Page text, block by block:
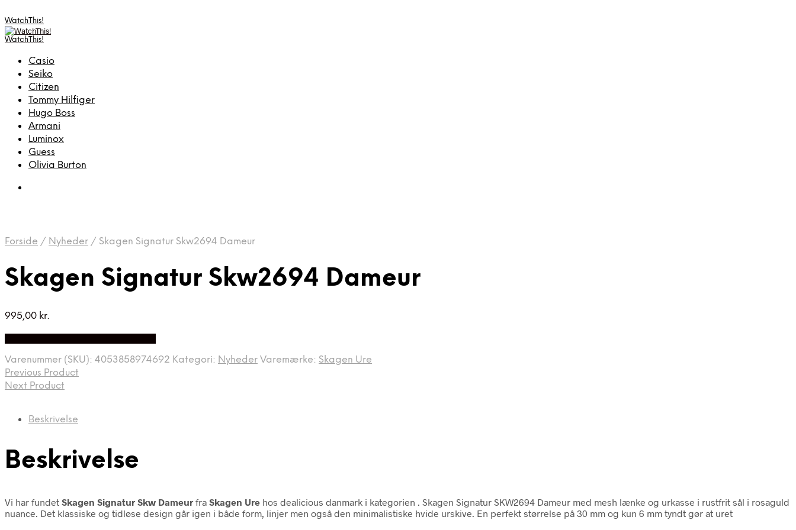
WatchThis!
WatchThis!
Casio
Seiko
Citizen
Tommy Hilfiger
Hugo Boss
Armani
Luminox
Guess
Olivia Burton
Forside / Nyheder / Skagen Signatur Skw2694 Dameur
Skagen Signatur Skw2694 Dameur
995,00 kr.
Varenummer (SKU): 4053858974692 Kategori: Nyheder Varemærke: Skagen Ure
Previous Product
Next Product
Beskrivelse
Beskrivelse
Vi har fundet Skagen Signatur Skw Dameur fra Skagen Ure hos dealicious danmark i kategorien
. Skagen Signatur SKW2694 Dameur med mesh lænke og urkasse i rustfrit sål i rosaguld
nuance. Det klassiske og tidløse design går igen i både form, linjer men også den minimalistiske hvide urskive. En perfekt størrelse på 30 mm og kun 6 mm tyndt gør at uret